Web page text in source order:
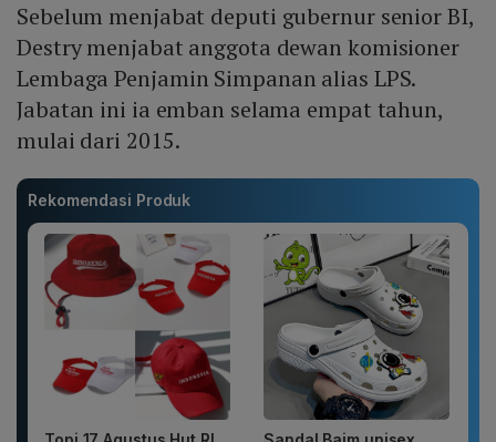
Sebelum menjabat deputi gubernur senior BI,
Destry menjabat anggota dewan komisioner
Lembaga Penjamin Simpanan alias LPS.
Jabatan ini ia emban selama empat tahun,
mulai dari 2015.
Rekomendasi Produk